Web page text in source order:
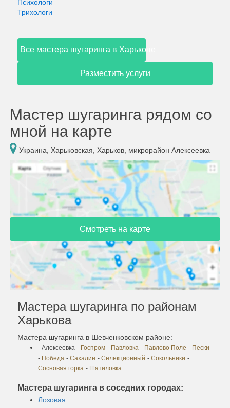
Психологи
Трихологи
Все мастера шугаринга в Харькове
Разместить услуги
Мастер шугаринга рядом со
мной на карте
Украина, Харьковская, Харьков, микрорайон Алексеевка
Смотреть на карте
Мастера шугаринга по районам
Харькова
Мастера шугаринга в Шевченковском районе:
- Алексеевка - Госпром - Павловка - Павлово Поле - Пески
- Победа - Сахалин - Селекционный - Сокольники -
Сосновая горка - Шатиловка
Мастера шугаринга в соседних городах:
Лозовая